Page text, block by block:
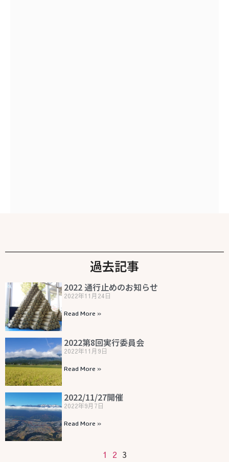
過去記事
2022 通行止めのお知らせ
2022年11月24日
Read More »
2022第8回実行委員会
2022年11月9日
Read More »
2022/11/27開催
2022年9月7日
Read More »
1 2 3